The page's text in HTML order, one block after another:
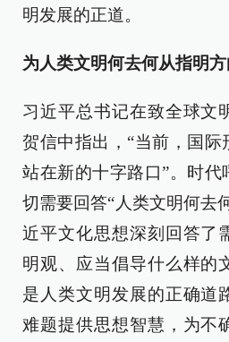
明发展的正道。
为人类文明何去何从指明方
习近平总书记在致全球文
贺信中指出，“当前，国
站在新的十字路口”。时代
切需要回答“人类文明何去
近平文化思想深刻回答了
明观、应当倡导什么样的
是人类文明发展的正确道
难题提供思想智慧，为不